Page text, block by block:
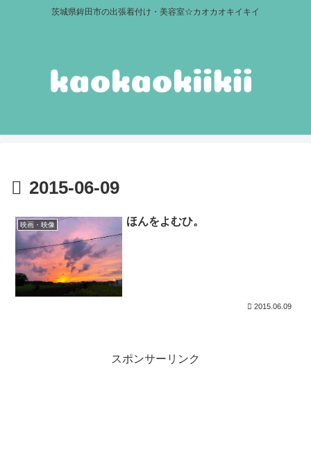
茨城県鉾田市の出張着付け・美容室☆カオカオキイキイ
2015-06-09
映画・映像 ほんをよむひ。
2015.06.09
スポンサーリンク